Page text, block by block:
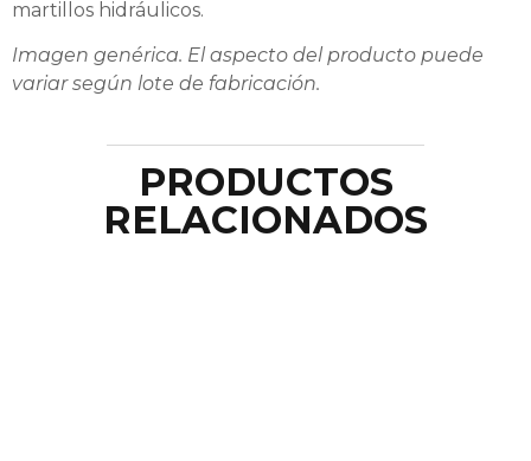
martillos hidráulicos.
Imagen genérica. El aspecto del producto puede
variar según lote de fabricación.
PRODUCTOS
RELACIONADOS